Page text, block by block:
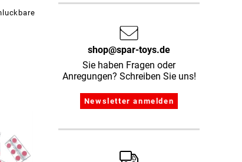
shop@spar-toys.de
Sie haben Fragen oder
Anregungen? Schreiben Sie uns!